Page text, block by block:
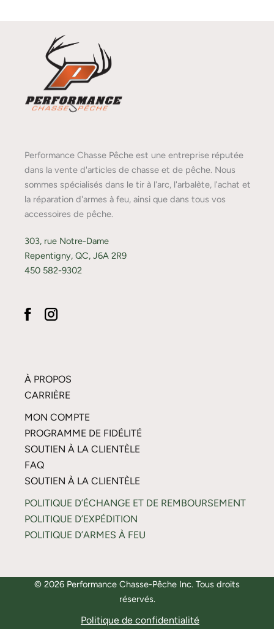
Performance Chasse Pêche est une entreprise réputée
dans la vente d'articles de chasse et de pêche. Nous
sommes spécialisés dans le tir à l'arc, l'arbalète, l'achat et
la réparation d'armes à feu, ainsi que dans tous vos
accessoires de pêche.
303, rue Notre-Dame
Repentigny, QC, J6A 2R9
450 582-9302
À PROPOS
CARRIÈRE
MON COMPTE
PROGRAMME DE FIDÉLITÉ
SOUTIEN À LA CLIENTÈLE
FAQ
SOUTIEN À LA CLIENTÈLE
POLITIQUE D’ÉCHANGE ET DE REMBOURSEMENT
POLITIQUE D’EXPÉDITION
POLITIQUE D’ARMES À FEU
© 2026 Performance Chasse-Pêche Inc. Tous droits
réservés.
Politique de confidentialité